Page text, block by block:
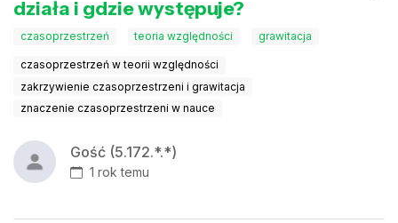
działa i gdzie występuje?
czasoprzestrzeń teoria względności grawitacja
czasoprzestrzeń w teorii względności
zakrzywienie czasoprzestrzeni i grawitacja
znaczenie czasoprzestrzeni w nauce
Gość (5.172.*.*)
1 rok temu